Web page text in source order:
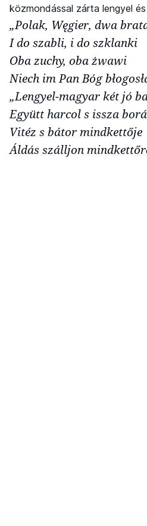
közmondással zárta lengyel
„Polak, Węgier, dwa
I do szabli, i do szklanki
Oba zuchy, oba żwawi
Niech im Pan Bóg
„Lengyel-magyar két jó
Együtt harcol s issza
Vitéz s bátor mindkettője
Áldás szálljon